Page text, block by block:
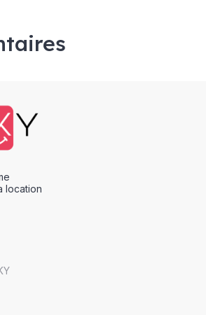
location